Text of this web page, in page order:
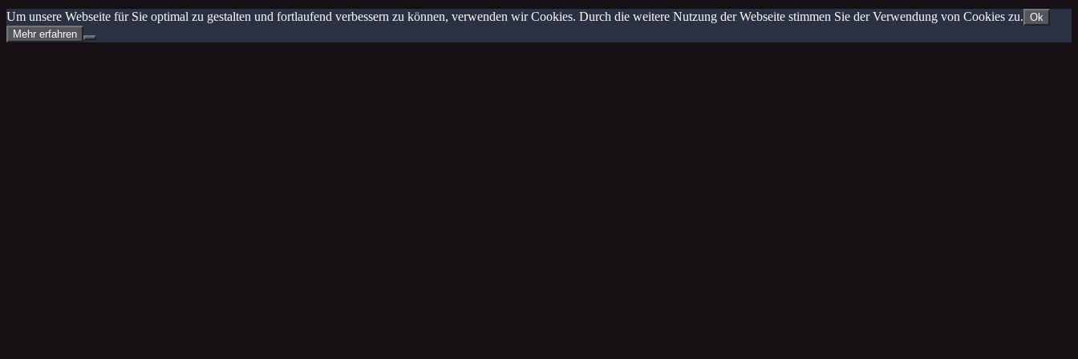
Um unsere Webseite für Sie optimal zu gestalten und fortlaufend verbessern zu können, verwenden wir Cookies. Durch die weitere Nutzung der Webseite stimmen Sie der Verwendung von Cookies zu. Ok
Mehr erfahren